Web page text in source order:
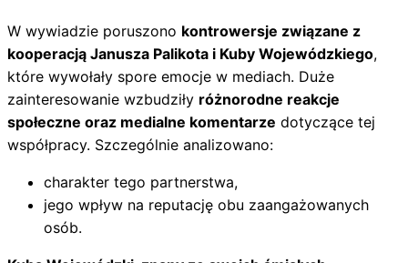
W wywiadzie poruszono kontrowersje związane z
kooperacją Janusza Palikota i Kuby Wojewódzkiego,
które wywołały spore emocje w mediach. Duże
zainteresowanie wzbudziły różnorodne reakcje
społeczne oraz medialne komentarze dotyczące tej
współpracy. Szczególnie analizowano:
charakter tego partnerstwa,
jego wpływ na reputację obu zaangażowanych
osób.